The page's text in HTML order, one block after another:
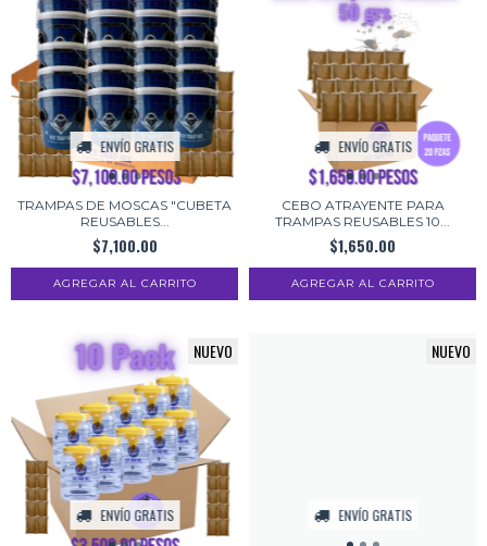
ENVÍO GRATIS
TRAMPAS DE MOSCAS "CUBETA
REUSABLES...
$7,100.00
ENVÍO GRATIS
CEBO ATRAYENTE PARA
TRAMPAS REUSABLES 10...
$1,650.00
ENVÍO GRATIS
NUEVO
ENVÍO GRATIS
NUEVO